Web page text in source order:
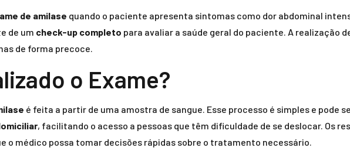
de amilase quando o paciente apresenta sintomas como dor abdominal
de um check-up completo para avaliar a saúde geral do paciente. A realização
de forma precoce.
o Exame?
é feita a partir de uma amostra de sangue. Esse processo é simples e pode
, facilitando o acesso a pessoas que têm dificuldade de se deslocar. Os
o médico possa tomar decisões rápidas sobre o tratamento necessário.